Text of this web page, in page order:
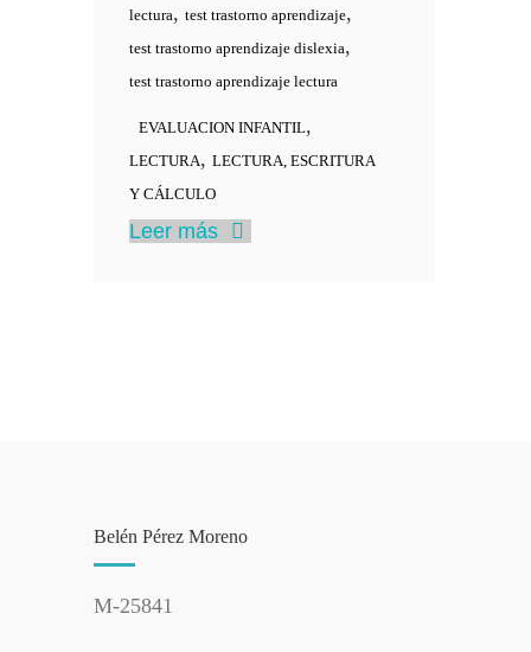
lectura, test trastorno aprendizaje,
test trastorno aprendizaje dislexia,
test trastorno aprendizaje lectura
EVALUACION INFANTIL,
LECTURA, LECTURA, ESCRITURA
Y CÁLCULO
Leer más
Belén Pérez Moreno
M-25841